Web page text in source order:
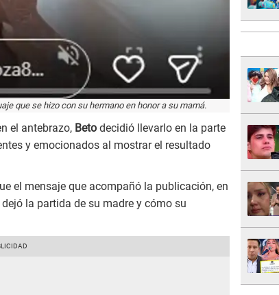
que se hizo con su hermano en honor a su mamá.
el antebrazo, Beto decidió llevarlo en la parte
y emocionados al mostrar el resultado
el mensaje que acompañó la publicación, en
la partida de su madre y cómo su